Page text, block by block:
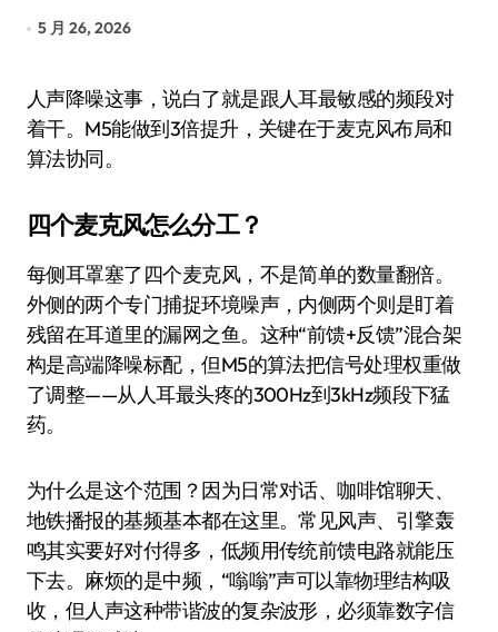
5 月 26, 2026
人声降噪这事，说白了就是跟人耳最敏感的频段对
着干。M5能做到3倍提升，关键在于麦克风布局和
算法协同。
四个麦克风怎么分工？
每侧耳罩塞了四个麦克风，不是简单的数量翻倍。
外侧的两个专门捕捉环境噪声，内侧两个则是盯着
残留在耳道里的漏网之鱼。这种“前馈+反馈”混合架
构是高端降噪标配，但M5的算法把信号处理权重做
了调整——从人耳最头疼的300Hz到3kHz频段下猛
药。
为什么是这个范围？因为日常对话、咖啡馆聊天、
地铁播报的基频基本都在这里。常见风声、引擎轰
鸣其实要好对付得多，低频用传统前馈电路就能压
下去。麻烦的是中频，“嗡嗡”声可以靠物理结构吸
收，但人声这种带谐波的复杂波形，必须靠数字信